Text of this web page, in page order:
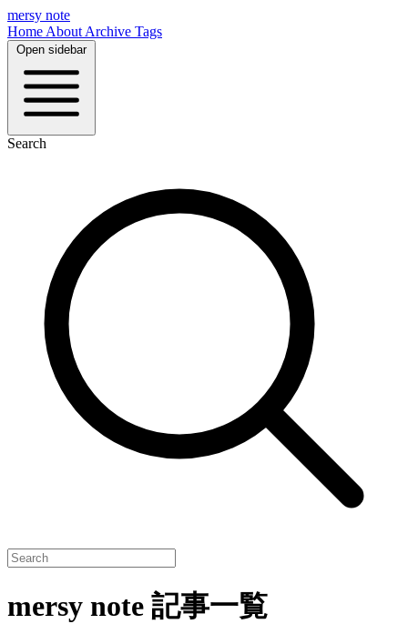
mersy note
Home About Archive Tags
Open sidebar
Search
mersy note 記事一覧